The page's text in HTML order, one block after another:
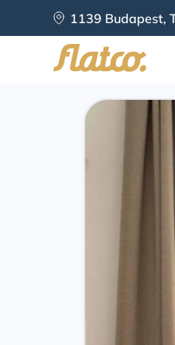
1139 Budapest,